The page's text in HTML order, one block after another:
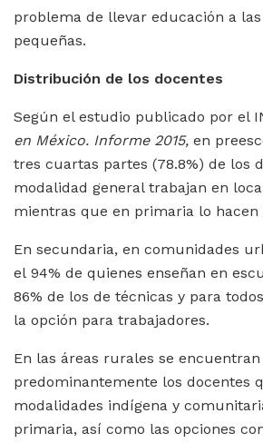
problema de llevar educación a
pequeñas.
Distribución de los docentes
Según el estudio publicado por el
en México. Informe 2015, en
tres cuartas partes (78.8%) de los
modalidad general trabajan en
mientras que en primaria lo hacen
En secundaria, en comunidades
el 94% de quienes enseñan en
86% de los de técnicas y para
la opción para trabajadores.
En las áreas rurales se encuentran
predominantemente los docentes
modalidades indígena y
primaria, así como las opciones